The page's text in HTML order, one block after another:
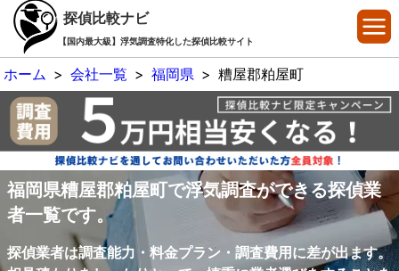
探偵比較ナビ
【国内最大級】浮気調査特化した探偵比較サイト
ホーム > 会社一覧 > 福岡県 > 糟屋郡粕屋町
福岡県糟屋郡粕屋町で浮気調査ができる探偵業
者一覧です。
探偵業者は調査能力・料金プラン・調査費用に差が出ます。